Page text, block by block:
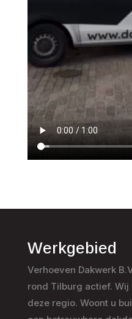
Werkgebied
Verhoeven Dakwerk
rond Tilburg actief.
deze regio. Woont u